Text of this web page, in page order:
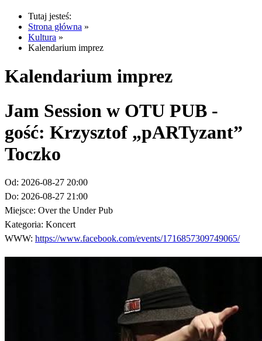
Tutaj jesteś:
Strona główna »
Kultura »
Kalendarium imprez
Kalendarium imprez
Jam Session w OTU PUB -
gość: Krzysztof „pARTyzant”
Toczko
Od: 2026-08-27 20:00
Do: 2026-08-27 21:00
Miejsce: Over the Under Pub
Kategoria: Koncert
WWW: https://www.facebook.com/events/1716857309749065/